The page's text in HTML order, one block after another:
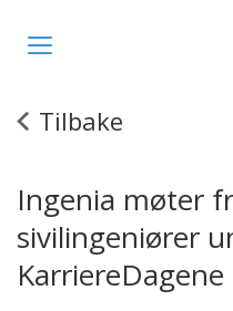
Toggle
Tilbake
Ingenia møter
sivilingeniører